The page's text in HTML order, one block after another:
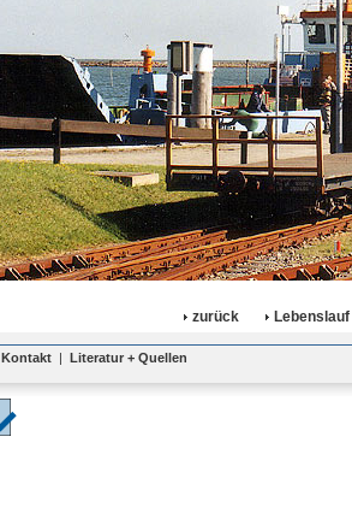
zurück
Kontakt | Literatur + Quellen